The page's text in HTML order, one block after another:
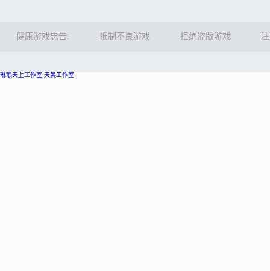
健康游戏忠告: 抵制不良游戏 拒绝盗版游戏
琳琅天上工作室 天美工作室